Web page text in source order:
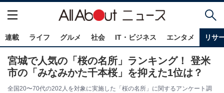
連載 ライフ グルメ 社会 IT・ビジネス エンタメ リサ
宮城で人気の「桜の名所」ランキング！ 登米
市の「みなみかた千本桜」を抑えた1位は？
全国20〜70代の202人を対象に実施した「桜の名所」に関するアンケート調